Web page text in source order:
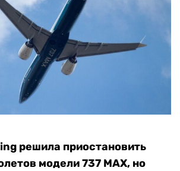
решила приостановить
модели 737 MAX, но